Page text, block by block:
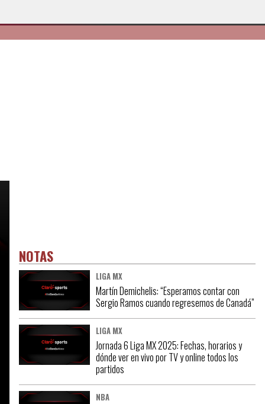
NOTAS
LIGA MX
Martín Demichelis: “Esperamos contar con
Sergio Ramos cuando regresemos de Canadá”
LIGA MX
Jornada 6 Liga MX 2025: Fechas, horarios y
dónde ver en vivo por TV y online todos los
partidos
NBA